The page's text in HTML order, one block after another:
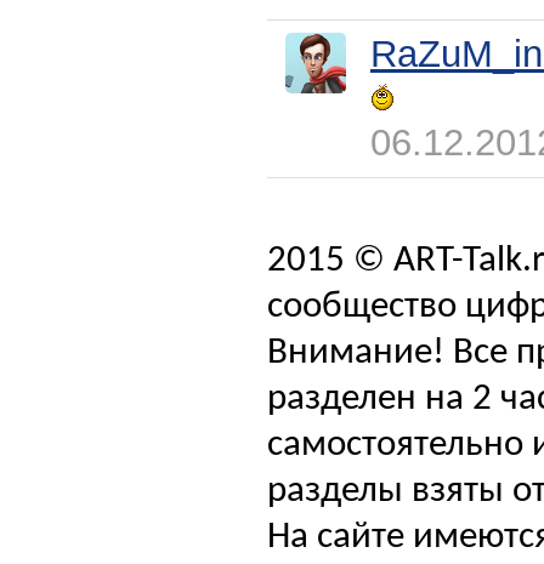
2015 © ART-
сообщество
Внимание! Все
разделен на 2
самостоятельно
разделы взяты
На сайте